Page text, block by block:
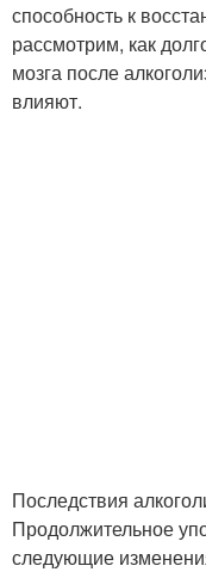
способность к
рассмотрим, как
мозга после
влияют.
Последствия
Продолжительное
следующие